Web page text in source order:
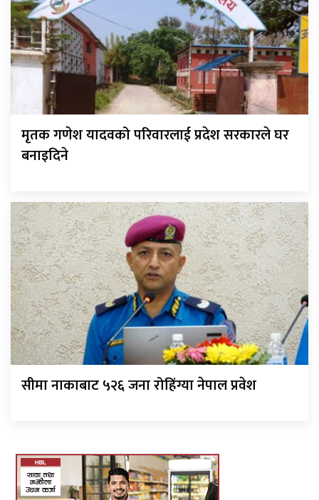
मृतक गणेश यादवको परिवारलाई प्रदेश सरकारले घर
बनाइदिने
सीमा नाकाबाट ५२६ जना रोहिंग्या नेपाल प्रवेश